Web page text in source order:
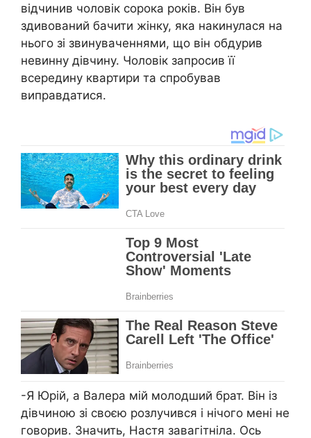
відчинив чоловік сорока років. Він був
здивований бачити жінку, яка накинулася на
нього зі звинуваченнями, що він обдурив
невинну дівчину. Чоловік запросив її
всередину квартири та спробував
виправдатися.
-Я Юрій, а Валера мій молодший брат. Він із
дівчиною зі своєю розлучився і нічого мені не
говорив. Значить, Настя зaвагітніла. Ось